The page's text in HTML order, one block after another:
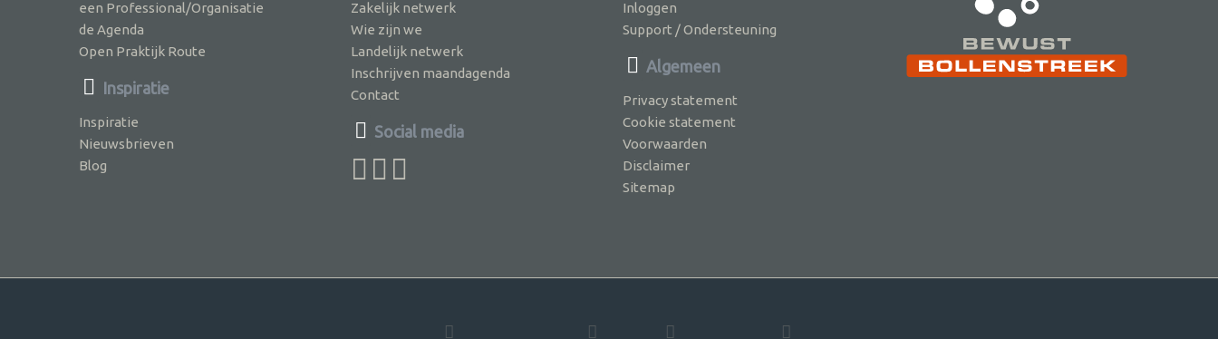
een Professional/Organisatie
de Agenda
Open Praktijk Route
Inspiratie
Inspiratie
Nieuwsbrieven
Blog
Zakelijk netwerk
Wie zijn we
Landelijk netwerk
Inschrijven maandagenda
Contact
Social media
Inloggen
Support / Ondersteuning
Algemeen
Privacy statement
Cookie statement
Voorwaarden
Disclaimer
Sitemap